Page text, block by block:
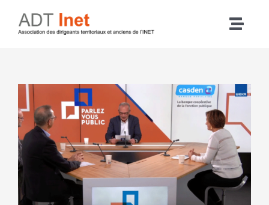
Articles
L’association
Nos actions